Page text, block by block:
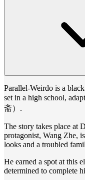
Parallel-Weirdo is a
set in a high school,
斋）.
The story takes place at
protagonist, Wang Zhe,
looks and a troubled
He earned a spot at this
determined to complete